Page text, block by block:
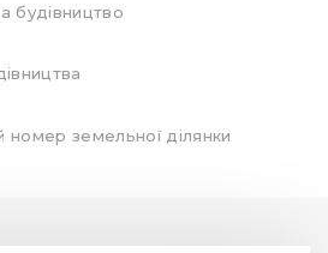
будівництво
номер земельної ділянки